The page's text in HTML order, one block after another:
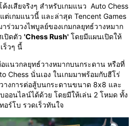
งเสียจริงๆ สำหรับเกมแนว  Auto Chess
ต่เกมแนวนี้ และล่าสุด Tencent Games
าร่วมวงไพบูลย์ของเกมกลยุทธ์วางหมาก
ปิดตัว 'Chess Rush' โดยมีแผนเปิดให้
ร็วๆ นี้
อแนวกลยุทธ์วางหมากบนกระดาน หรือที่
Chess นั่นเอง ในเกมมาพร้อมกับฮีโร่
างการต่อสู้บนกระดานขนาด 8x8 และ
ออนไลน์ได้ด้วย โดยมีให้เล่น 2 โหมด ทั้ง
ร์โบ รวดเร็วทันใจ